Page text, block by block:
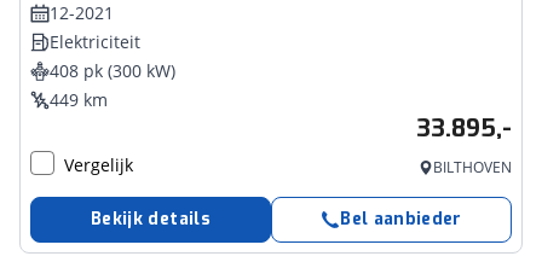
12-2021
Elektriciteit
408 pk (300 kW)
449 km
33.895,-
Vergelijk BILTHOVEN
Bekijk details Bel aanbieder